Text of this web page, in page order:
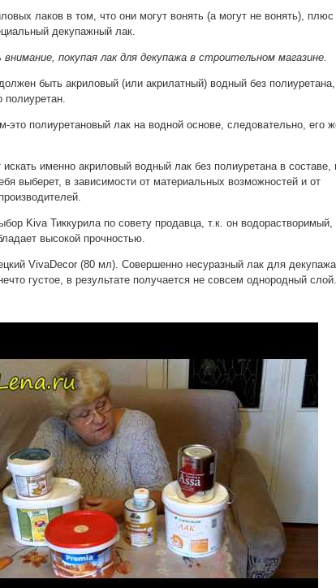
лаков в том, что они могут вонять (а могут не вонять),
декупажный лак.
покупая лак для декупажа в строительном магазине.
быть акриловый (или акрилатный) водный без
полиуретан.
полиуретановый лак на водной основе, следовательно, его
искать именно акриловый водный лак без полиуретана в составе,
выберет, в зависимости от материальных возможностей и от
Kiva Тиккурила по совету продавца, т.к. он водорастворимый,
высокой прочностью.
VivaDecor (80 мл). Совершенно несуразный лак для
густое, в результате получается не совсем однородный слой.